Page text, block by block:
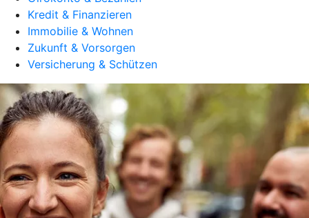
Kredit & Finanzieren
Immobilie & Wohnen
Zukunft & Vorsorgen
Versicherung & Schützen